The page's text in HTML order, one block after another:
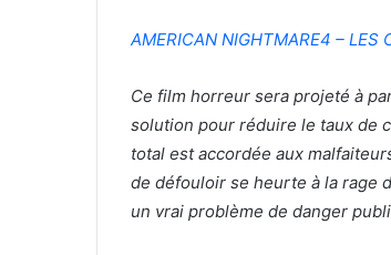
AMERICAN NIGHTMARE4 – LES
Ce film horreur sera projeté à
solution pour réduire le taux de
total est accordée aux
de défouloir se heurte à la rage
un vrai problème de danger